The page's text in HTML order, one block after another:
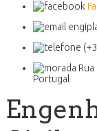
Portugal